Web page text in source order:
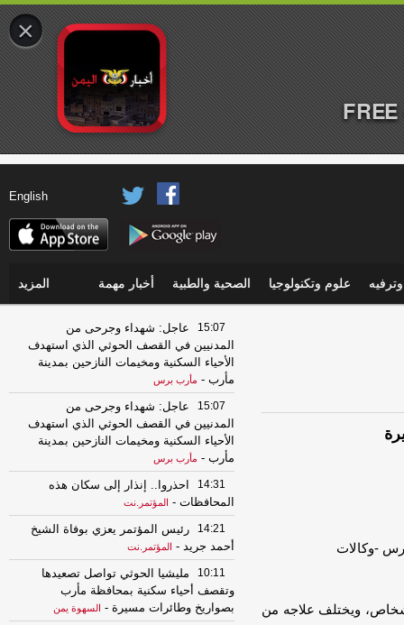
English
علوم وتكنولوجيا الصحية والطبية أخبار مهمة المزيد
ويختلف علاجه من
15:07
عاجل: شهداء وجرحى من
المدنيين في القصف الحوثي الذي استهدف
الأحياء السكنية ومخيمات النازحين بمدينة
مأرب - مأرب برس
15:07
عاجل: شهداء وجرحى من
المدنيين في القصف الحوثي الذي استهدف
الأحياء السكنية ومخيمات النازحين بمدينة
مأرب - مأرب برس
14:31
احذروا.. إنذار إلى سكان هذه
المحافظات - المؤتمر.نت
14:21
رئيس المؤتمر يعزي بوفاة الشيخ
أحمد جريد - المؤتمر.نت
10:11
مليشيا الحوثي تواصل تصعيدها
وتقصف أحياء سكنية بمحافظة مأرب
بصواريخ وطائرات مسيرة - السهوة يمن
×